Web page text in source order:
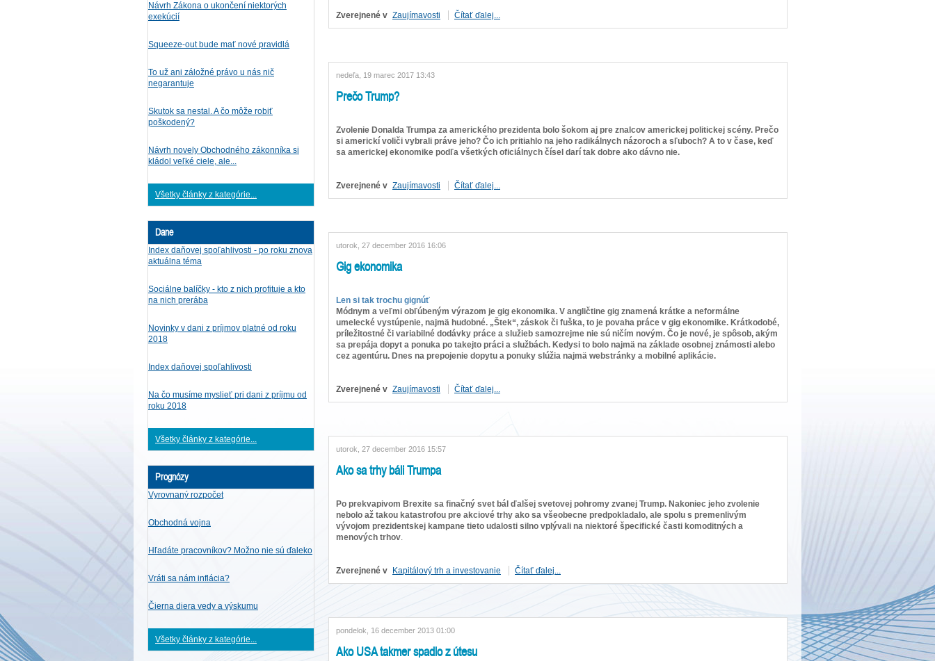
Návrh Zákona o ukončení niektorých
exekúcií
Squeeze-out bude mať nové pravidlá
To už ani záložné právo u nás nič
negarantuje
Skutok sa nestal. A čo môže robiť
poškodený?
Návrh novely Obchodného zákonníka si
kládol veľké ciele, ale...
Všetky články z kategórie...
Dane
Index daňovej spoľahlivosti - po roku znova
aktuálna téma
Sociálne balíčky - kto z nich profituje a kto
na nich prerába
Novinky v dani z príjmov platné od roku
2018
Index daňovej spoľahlivosti
Na čo musíme myslieť pri dani z príjmu od
roku 2018
Všetky články z kategórie...
Prognózy
Vyrovnaný rozpočet
Obchodná vojna
Hľadáte pracovníkov? Možno nie sú ďaleko
Vráti sa nám inflácia?
Čierna diera vedy a výskumu
Všetky články z kategórie...
Zverejnené v Zaujímavosti Čítať ďalej...
nedeľa, 19 marec 2017 13:43
Prečo Trump?
Zvolenie Donalda Trumpa za amerického prezidenta bolo šokom aj pre znalcov americkej politickej scény. Prečo
si americkí voliči vybrali práve jeho? Čo ich pritiahlo na jeho radikálnych názoroch a sľuboch? A to v čase, keď
sa americkej ekonomike podľa všetkých oficiálnych čísel darí tak dobre ako dávno nie.
Zverejnené v Zaujímavosti Čítať ďalej...
utorok, 27 december 2016 16:06
Gig ekonomika
Len si tak trochu gignúť
Módnym a veľmi obľúbeným výrazom je gig ekonomika. V angličtine gig znamená krátke a neformálne
umelecké vystúpenie, najmä hudobné. „Štek“, záskok či fuška, to je povaha práce v gig ekonomike. Krátkodobé,
príležitostné či variabilné dodávky práce a služieb samozrejme nie sú ničím novým. Čo je nové, je spôsob, akým
sa prepája dopyt a ponuka po takejto práci a službách. Kedysi to bolo najmä na základe osobnej známosti alebo
cez agentúru. Dnes na prepojenie dopytu a ponuky slúžia najmä webstránky a mobilné aplikácie.
Zverejnené v Zaujímavosti Čítať ďalej...
utorok, 27 december 2016 15:57
Ako sa trhy báli Trumpa
Po prekvapivom Brexite sa finačný svet bál ďalšej svetovej pohromy zvanej Trump. Nakoniec jeho zvolenie
nebolo až takou katastrofou pre akciové trhy ako sa všeobecne predpokladalo, ale spolu s premenlivým
vývojom prezidentskej kampane tieto udalosti silno vplývali na niektoré špecifické časti komoditných a
menových trhov
Zverejnené v Kapitálový trh a investovanie Čítať ďalej...
pondelok, 16 december 2013 01:00
Ako USA takmer spadlo z útesu